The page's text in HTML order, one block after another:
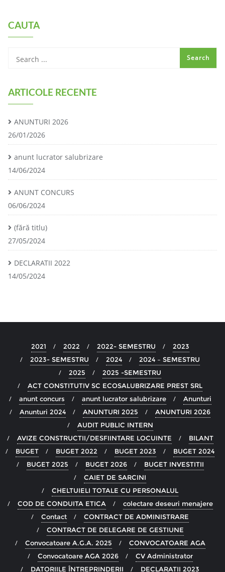
CAUTA
ARTICOLE RECENTE
ANUNTURI 2026
26/01/2026
anunt lucrator salubrizare
14/06/2024
ANUNT CONCURS
06/06/2024
(fără titlu)
27/05/2024
DECLARATII 2022
14/05/2024
2021 2022 2022- SEMESTRU
2023
2023- SEMESTRU
2024
2024 – SEMESTRU
2025
2025 -SEMESTRU
ACT CONSTITUTIV SC ECOSALUBRIZARE PREST SRL
anunt concurs
anunt lucrator salubrizare
Anunturi
Anunturi 2024
ANUNTURI 2025
ANUNTURI 2026
AUDIT PUBLIC INTERN
AVIZE CONSTRUCTII/DESFIINTARE LOCUINTE
BILANT
BUGET
BUGET 2022 BUGET 2023
BUGET 2024
BUGET 2025
BUGET 2026
BUGET INVESTITII
CAIET DE SARCINI
CHELTUIELI TOTALE CU PERSONALUL
COD DE CONDUITA ETICA
colectare deseuri menajere
Contact
CONTRACT DE ADMINISTRARE
CONTRACT DE DELEGARE DE GESTIUNE
Convocatoare A.G.A. 2025
CONVOCATOARE AGA
Convocatoare AGA 2026
CV Administrator
DATORIILE ÎNTREPRINDERII
DECLARATII 2023